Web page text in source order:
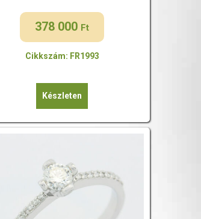
378 000 Ft
Cikkszám: FR1993
Készleten